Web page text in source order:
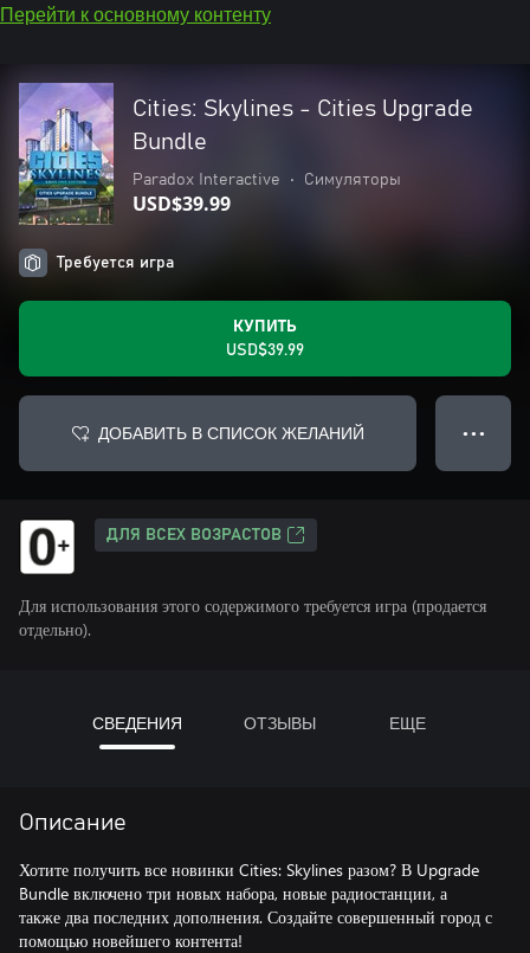
Перейти к основному контенту
Cities: Skylines - Cities Upgrade
Bundle
Paradox Interactive • Симуляторы
USD$39.99
Требуется игра
КУПИТЬ
USD$39.99
ДОБАВИТЬ В СПИСОК ЖЕЛАНИЙ ● ● ●
ДЛЯ ВСЕХ ВОЗРАСТОВ
Для использования этого содержимого требуется игра (продается
отдельно).
СВЕДЕНИЯ ОТЗЫВЫ ЕЩЕ
Описание
Хотите получить все новинки Cities: Skylines разом? В Upgrade
Bundle включено три новых набора, новые радиостанции, а
также два последних дополнения. Создайте совершенный город с
помощью новейшего контента!